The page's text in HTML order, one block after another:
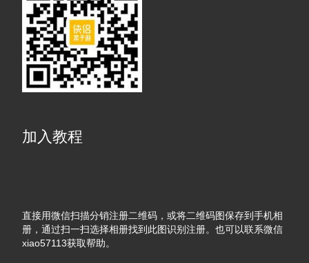
加入教程
直接用微信扫描分销注册二维码，或将二维码图保存到手机相
册，通过扫一扫选择相册找到此图识别注册。也可以联系微信
xiao57113获取帮助。